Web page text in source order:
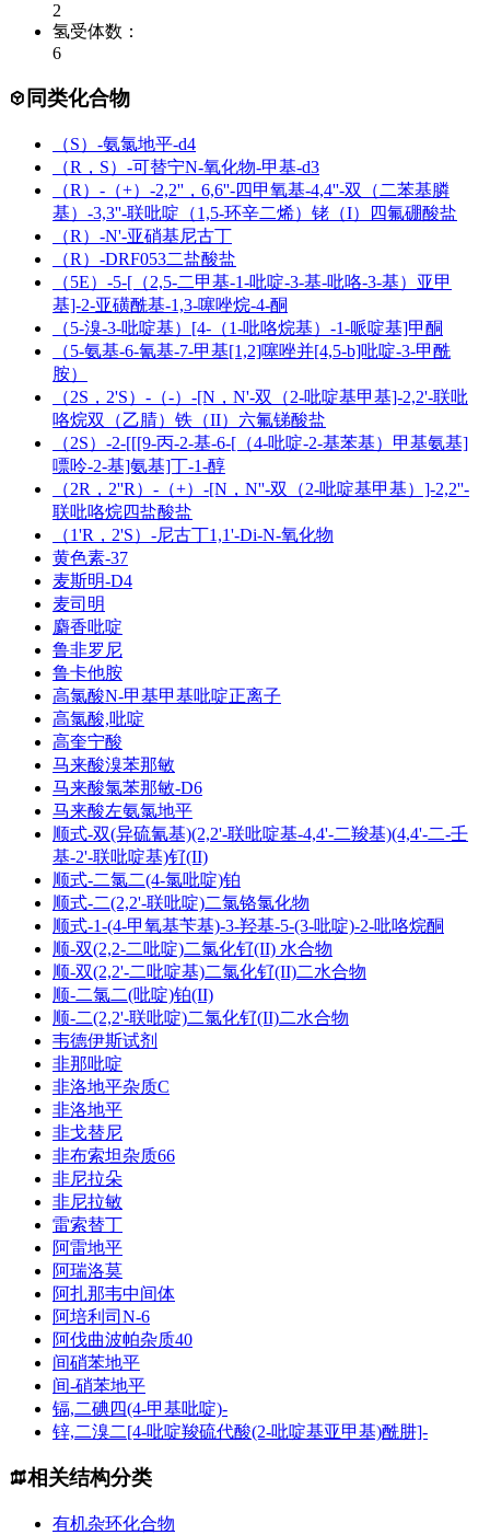
2
氢受体数：
6
同类化合物
（S）-氨氯地平-d4
（R，S）-可替宁N-氧化物-甲基-d3
（R）-（+）-2,2''，6,6''-四甲氧基-4,4''-双（二苯基膦
基）-3,3''-联吡啶（1,5-环辛二烯）铑（I）四氟硼酸盐
（R）-N'-亚硝基尼古丁
（R）-DRF053二盐酸盐
（5E）-5-[（2,5-二甲基-1-吡啶-3-基-吡咯-3-基）亚甲
基]-2-亚磺酰基-1,3-噻唑烷-4-酮
（5-溴-3-吡啶基）[4-（1-吡咯烷基）-1-哌啶基]甲酮
（5-氨基-6-氰基-7-甲基[1,2]噻唑并[4,5-b]吡啶-3-甲酰
胺）
（2S，2'S）-（-）-[N，N'-双（2-吡啶基甲基]-2,2'-联吡
咯烷双（乙腈）铁（II）六氟锑酸盐
（2S）-2-[[[9-丙-2-基-6-[（4-吡啶-2-基苯基）甲基氨基]
嘌呤-2-基]氨基]丁-1-醇
（2R，2''R）-（+）-[N，N''-双（2-吡啶基甲基）]-2,2''-
联吡咯烷四盐酸盐
（1'R，2'S）-尼古丁1,1'-Di-N-氧化物
黄色素-37
麦斯明-D4
麦司明
麝香吡啶
鲁非罗尼
鲁卡他胺
高氯酸N-甲基甲基吡啶正离子
高氯酸,吡啶
高奎宁酸
马来酸溴苯那敏
马来酸氯苯那敏-D6
马来酸左氨氯地平
顺式-双(异硫氰基)(2,2'-联吡啶基-4,4'-二羧基)(4,4'-二-壬
基-2'-联吡啶基)钌(II)
顺式-二氯二(4-氯吡啶)铂
顺式-二(2,2'-联吡啶)二氯铬氯化物
顺式-1-(4-甲氧基苄基)-3-羟基-5-(3-吡啶)-2-吡咯烷酮
顺-双(2,2-二吡啶)二氯化钌(II) 水合物
顺-双(2,2'-二吡啶基)二氯化钌(II)二水合物
顺-二氯二(吡啶)铂(II)
顺-二(2,2'-联吡啶)二氯化钌(II)二水合物
韦德伊斯试剂
非那吡啶
非洛地平杂质C
非洛地平
非戈替尼
非布索坦杂质66
非尼拉朵
非尼拉敏
雷索替丁
阿雷地平
阿瑞洛莫
阿扎那韦中间体
阿培利司N-6
阿伐曲波帕杂质40
间硝苯地平
间-硝苯地平
镉,二碘四(4-甲基吡啶)-
锌,二溴二[4-吡啶羧硫代酸(2-吡啶基亚甲基)酰肼]-
相关结构分类
有机杂环化合物